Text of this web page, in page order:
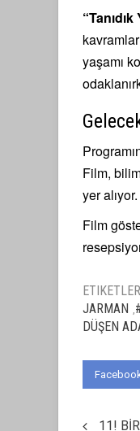
yaşamı
Film,
yer alıyor.
Film
JARMAN
DÜŞEN
11!